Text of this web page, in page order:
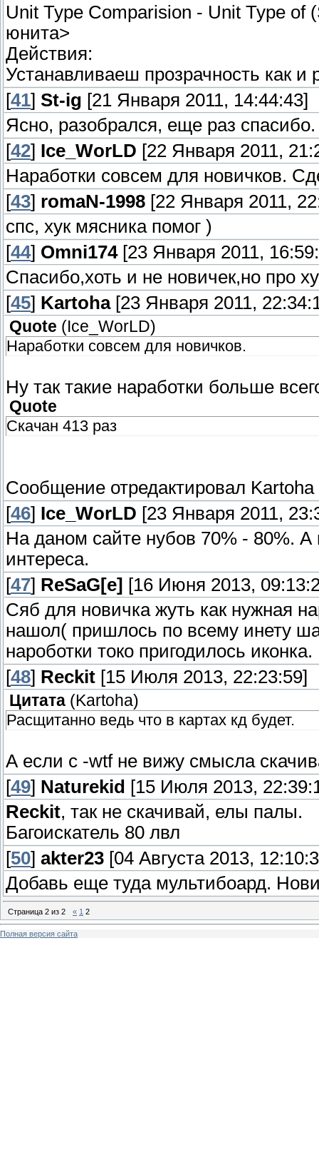
Unit Type Comparision - Unit Type of
юнита>
Действия:
Устанавливаеш прозрачность как
[41] St-ig [21 Января 2011, 14:44:43]
Ясно, разобрался, еще раз спасибо.
[42] Ice_WorLD [22 Января 2011,
Наработки совсем для новичков.
[43] romaN-1998 [22 Января 2011,
спс, хук мясника помог )
[44] Omni174[23 Января 2011,
Спасибо,хоть и не новичек,но про
[45] Kartoha[23 Января 2011,
Quote ( Ice_WorLD)
Наработки совсем для новичков.
Ну так такие наработки больше
Quote
Скачан 413 раз
Сообщение отредактировал Kartoha
[46] Ice_WorLD [23 Января 2011,
На даном сайте нубов 70% - 80%. А
интереса.
[47] ReSaG[e] [16 Июня 2013,
Сяб для новичка жуть как нужная
нашол( пришлось по всему инету
нароботки токо пригодилось иконка.
[48] Reckit [15 Июля 2013, 22:23:59]
Цитата ( Kartoha)
Расщитанно ведь что в картах кд будет.
А если с -wtf не вижу смысла
[49] Naturekid [15 Июля 2013,
Reckit, так не скачивай, елы палы.
Багоискатель 80 лвл
[50] akter23 [04 Августа 2013,
Добавь еще туда мультибоард.
Страница 2 из 2 « 1 2
Полная версия сайта